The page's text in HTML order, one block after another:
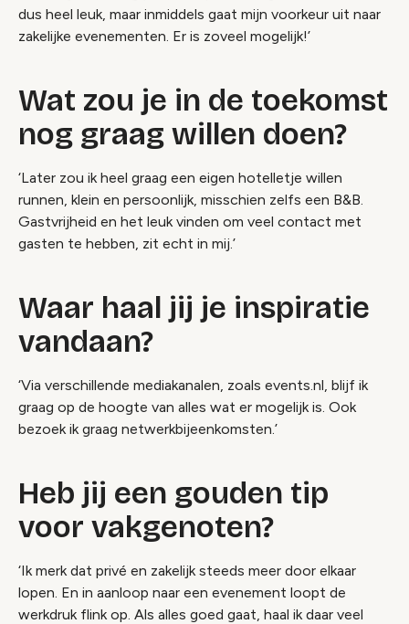
dus heel leuk, maar inmiddels gaat mijn voorkeur uit naar
zakelijke evenementen. Er is zoveel mogelijk!’
Wat zou je in de toekomst
nog graag willen doen?
‘Later zou ik heel graag een eigen hotelletje willen
runnen, klein en persoonlijk, misschien zelfs een B&B.
Gastvrijheid en het leuk vinden om veel contact met
gasten te hebben, zit echt in mij.’
Waar haal jij je inspiratie
vandaan?
‘Via verschillende mediakanalen, zoals events.nl, blijf ik
graag op de hoogte van alles wat er mogelijk is. Ook
bezoek ik graag netwerkbijeenkomsten.’
Heb jij een gouden tip
voor vakgenoten?
‘Ik merk dat privé en zakelijk steeds meer door elkaar
lopen. En in aanloop naar een evenement loopt de
werkdruk flink op. Als alles goed gaat, haal ik daar veel